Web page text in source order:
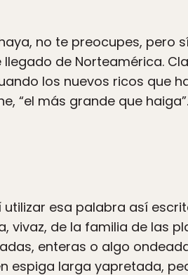
no te preocupes, pero
de Norteamérica.
los nuevos ricos que
“el más grande que
utilizar esa palabra así
vivaz, de la familia de las
enteras o algo
espiga larga yapretada,